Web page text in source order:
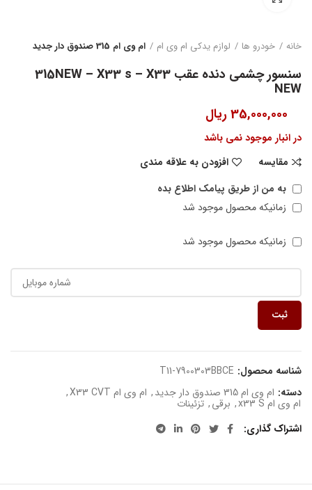
خانه خودرو ها لوازم یدکی ام وی ام ام وی ام 315 صندوق دار جدید
سنسور چشمی دنده عقب 315NEW – X33 s – X33
NEW
35,000,000 ریال
در انبار موجود نمی باشد
مقایسه
افزودن به علاقه مندی
به من از طریق پیامک اطلاع بده
زمانیکه محصول موجود شد
زمانیکه محصول موجود شد
ثبت
شناسه محصول: T11-7900303BBCE
دسته: ام وی ام 315 صندوق دار جدید , ام وی ام X33 CVT ,
ام وی ام x33 S , برقی, تزئینات
اشتراک گذاری